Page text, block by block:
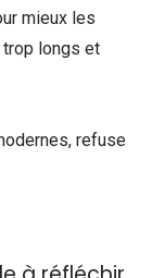
mieux les
longs et
refuse